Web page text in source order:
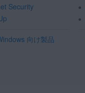
Security
向け製品